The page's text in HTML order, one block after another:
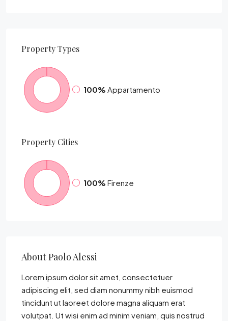
PropertyTypes
100% Appartamento
Property Cities
100% Firenze
About Paolo Alessi
Lorem ipsum dolor sit amet, consectetuer
adipiscing elit, sed diam nonummy nibh euismod
tincidunt ut laoreet dolore magna aliquam erat
volutpat. Ut wisi enim ad minim veniam, quis nostrud